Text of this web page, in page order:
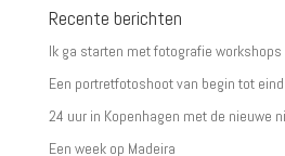
Recente berichten
Ik ga starten met fotografie workshops
Een portretfotoshoot van begin tot eind
24 uur in Kopenhagen met de nieuwe
Een week op Madeira